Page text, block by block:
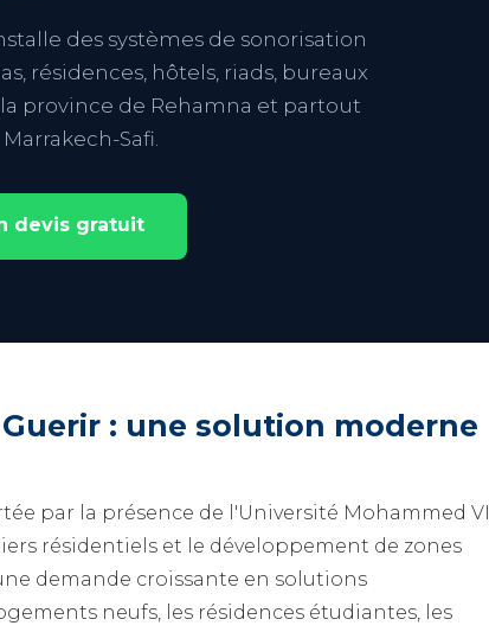
des systèmes de sonorisation
résidences, hôtels, riads, bureaux
province de Rehamna et partout
Safi.
devis gratuit
: une solution moderne
par la présence de l'Université Mohammed VI
résidentiels et le développement de zones
demande croissante en solutions
neufs, les résidences étudiantes, les